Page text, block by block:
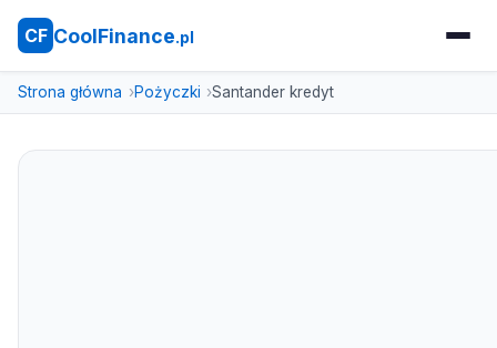
CF CoolFinance.pl
Strona główna Pożyczki Santander kredyt